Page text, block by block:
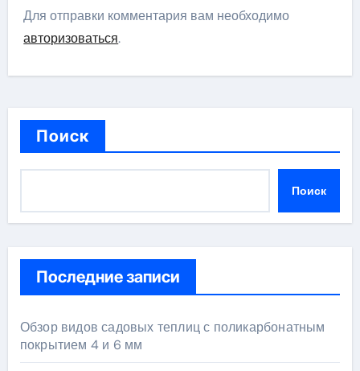
Для отправки комментария вам необходимо
авторизоваться.
Поиск
Поиск
Последние записи
Обзор видов садовых теплиц с поликарбонатным
покрытием 4 и 6 мм